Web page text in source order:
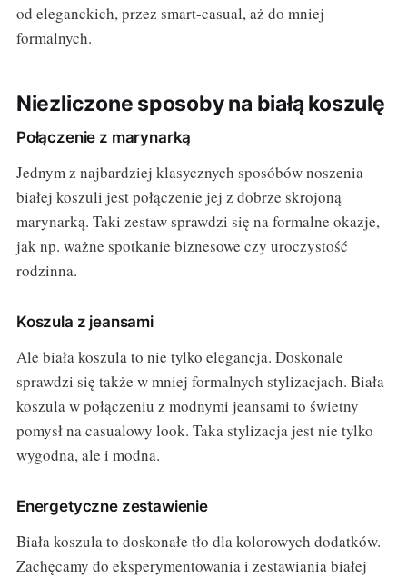
od eleganckich, przez smart-casual, aż do mniej
formalnych.
Niezliczone sposoby na białą koszulę
Połączenie z marynarką
Jednym z najbardziej klasycznych sposóbów noszenia
białej koszuli jest połączenie jej z dobrze skrojoną
marynarką. Taki zestaw sprawdzi się na formalne okazje,
jak np. ważne spotkanie biznesowe czy uroczystość
rodzinna.
Koszula z jeansami
Ale biała koszula to nie tylko elegancja. Doskonale
sprawdzi się także w mniej formalnych stylizacjach. Biała
koszula w połączeniu z modnymi jeansami to świetny
pomysł na casualowy look. Taka stylizacja jest nie tylko
wygodna, ale i modna.
Energetyczne zestawienie
Biała koszula to doskonałe tło dla kolorowych dodatków.
Zachęcamy do eksperymentowania i zestawiania białej